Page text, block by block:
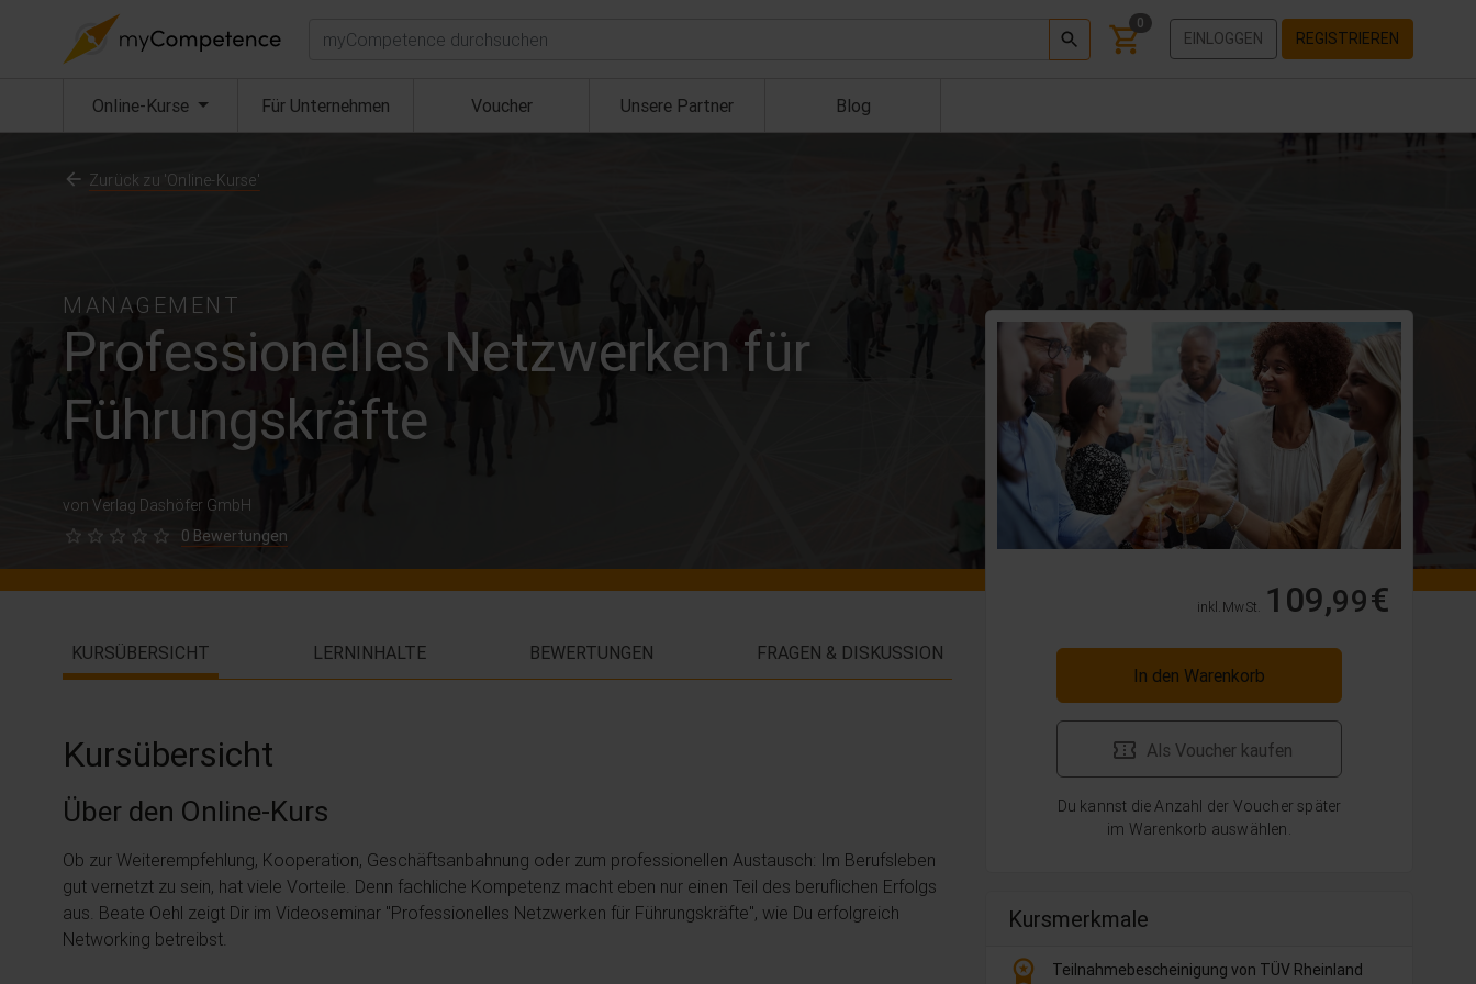
Suchen 0
EINLOGGEN REGISTRIEREN
Online-Kurse (aktuell) Für Unternehmen Voucher Unsere Partner Blog
MANAGEMENT
Professionelles Netzwerken für
Führungskräfte
von Verlag Dashöfer GmbH
0 Bewertungen
Zurück zu 'Online-Kurse'
inkl. MwSt. 109,99€
In den Warenkorb
Als Voucher kaufen
Du kannst die Anzahl der Voucher später
im Warenkorb auswählen.
Kursmerkmale
workspace_premium Teilnahmebescheinigung von TÜV Rheinland
KURSÜBERSICHT LERNINHALTE BEWERTUNGEN FRAGEN & DISKUSSION
Kursübersicht
Über den Online-Kurs
Ob zur Weiterempfehlung, Kooperation, Geschäftsanbahnung oder zum professionellen Austausch: Im Berufsleben
gut vernetzt zu sein, hat viele Vorteile. Denn fachliche Kompetenz macht eben nur einen Teil des beruflichen Erfolgs
aus. Beate Oehl zeigt Dir im Videoseminar "Professionelles Netzwerken für Führungskräfte", wie Du erfolgreich
Networking betreibst.